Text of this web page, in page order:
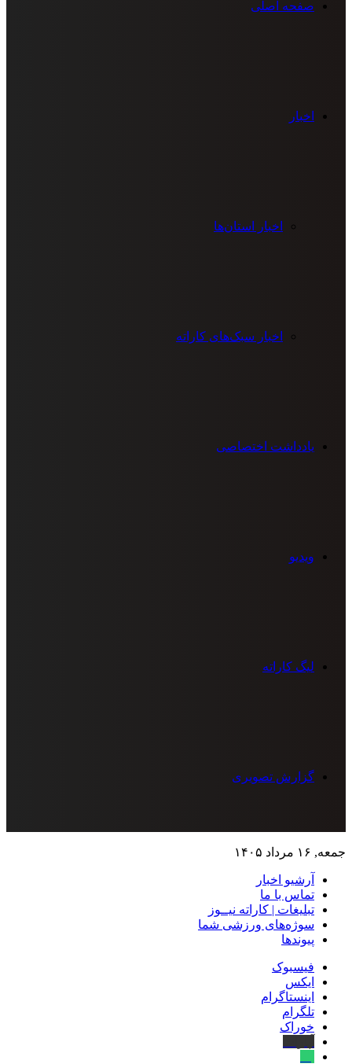
صفحه اصلی
اخبار
اخبار استان‌ها
اخبار سبک‌های کاراته
یادداشت اختصاصی
ویدیو
لیگ کاراته
گزارش تصویری
جمعه, ۱۶ مرداد ۱۴۰۵
آرشیو اخبار
تماس‌ با‌ ما
تبلیغات | کاراته نیــوز
سوژه‌های ورزشی شما
پیوندها
فیسبوک
ایکس
اینستاگرام
تلگرام
خوراک